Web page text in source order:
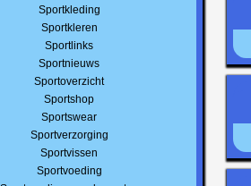
Sportkleding
Sportkleren
Sportlinks
Sportnieuws
Sportoverzicht
Sportshop
Sportswear
Sportverzorging
Sportvissen
Sportvoeding